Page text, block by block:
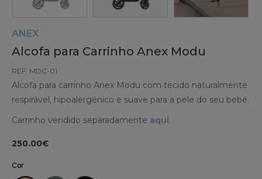
ANEX
Alcofa para Carrinho Anex Modu
REF: MDC-01
Alcofa para carrinho Anex Modu com tecido naturalmente
respirável, hipoalergénico e suave para a pele do seu bebé.
Carrinho vendido separadamente aqui.
250.00€
Cor